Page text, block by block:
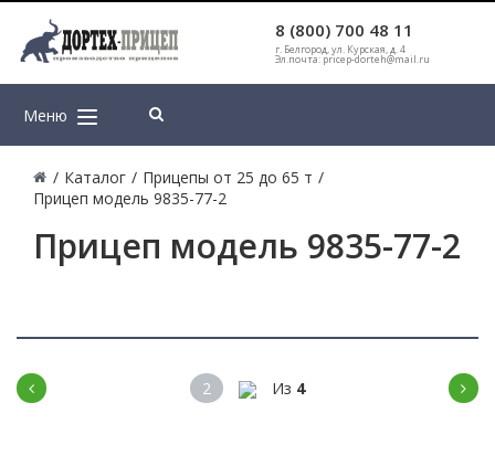
8 (800) 700 48 11
г. Белгород, ул. Курская, д. 4
Эл.почта: pricep-dorteh@mail.ru
Меню
/ Каталог / Прицепы от 25 до 65 т /
Прицеп модель 9835-77-2
Прицеп модель 9835-77-2
2 Из 4